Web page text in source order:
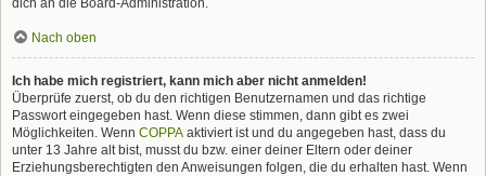
dich an die Board-Administration.
Nach oben
Ich habe mich registriert, kann mich aber nicht anmelden!
Überprüfe zuerst, ob du den richtigen Benutzernamen und das richtige
Passwort eingegeben hast. Wenn diese stimmen, dann gibt es zwei
Möglichkeiten. Wenn COPPA aktiviert ist und du angegeben hast, dass du
unter 13 Jahre alt bist, musst du bzw. einer deiner Eltern oder deiner
Erziehungsberechtigten den Anweisungen folgen, die du erhalten hast. Wenn